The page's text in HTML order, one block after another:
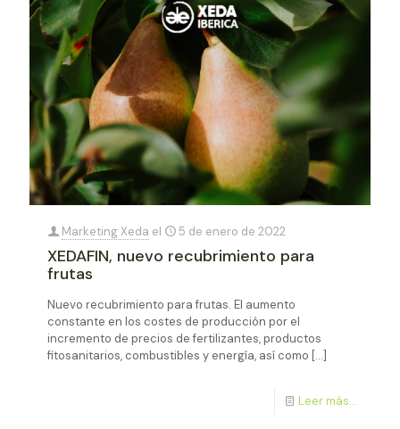
Marketing Xeda el 5 de enero de 2022
XEDAFIN, nuevo recubrimiento para
frutas
Nuevo recubrimiento para frutas. El aumento
constante en los costes de producción por el
incremento de precios de fertilizantes, productos
fitosanitarios, combustibles y energía, así como […]
Leer más...